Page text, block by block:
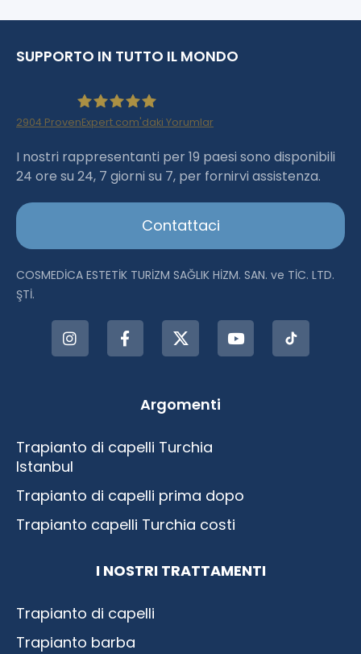
SUPPORTO IN TUTTO IL MONDO
Haartransplantation Istanbul |Dr.Acar aus
2904 ProvenExpert.com'daki Yorumlar
I nostri rappresentanti per 19 paesi sono disponibili
24 ore su 24, 7 giorni su 7, per fornirvi assistenza.
Contattaci
COSMEDİCA ESTETİK TURİZM SAĞLIK HİZM. SAN. ve TİC. LTD.
ŞTİ.
Argomenti
Trapianto di capelli Turchia
Istanbul
Trapianto di capelli prima dopo
Trapianto capelli Turchia costi
I NOSTRI TRATTAMENTI
Trapianto di capelli
Trapianto barba